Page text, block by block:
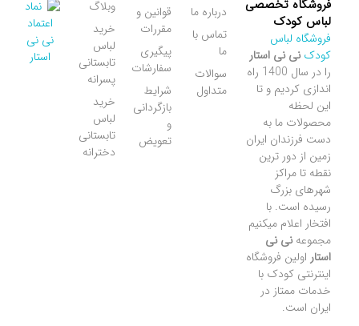
فروشگاه تخصصی
لباس کودک
فروشگاه لباس
کودک نی نی استار
را در سال 1400 راه
اندازی کردیم و تا
این لحظه
محصولات ما به
دست فرزندان ایران
زمین از دور ترین
نقطه تا مراکز
شهرهای بزرگ
رسیده است. با
افتخار اعلام میکنیم
مجموعهنی نی
استار اولین فروشگاه
اینترنتی کودک با
خدمات ممتاز در
ایران است.
درباره ما
تماس با
ما
سوالات
متداول
قوانین و
مقررات
پیگیری
سفارشات
شرایط
بازگردانی
و
تعویض
وبلاگ
خرید
لباس
تابستانی
پسرانه
خرید
لباس
تابستانی
دخترانه